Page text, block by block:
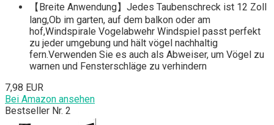
【Breite Anwendung】Jedes Taubenschreck ist 12 Zoll
lang,Ob im garten, auf dem balkon oder am
hof,Windspirale Vogelabwehr Windspiel passt perfekt
zu jeder umgebung und hält vögel nachhaltig
fern.Verwenden Sie es auch als Abweiser, um Vögel zu
warnen und Fensterschläge zu verhindern
7,98 EUR
Bei Amazon ansehen
Bestseller Nr. 2